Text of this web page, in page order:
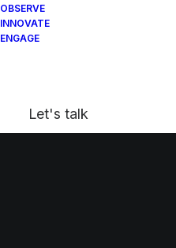
OBSERVE
INNOVATE
ENGAGE
Let's talk